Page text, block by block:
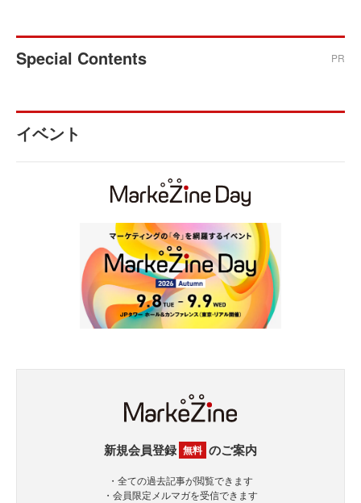
Special Contents PR
イベント
新規会員登録 無料 のご案内
・全ての過去記事が閲覧できます
・会員限定メルマガを受信できます